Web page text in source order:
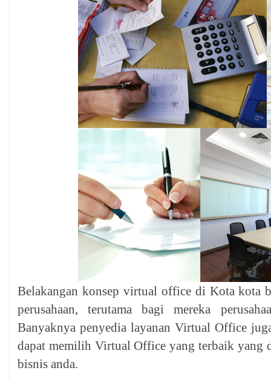
Belakangan konsep virtual office di Kota kota
perusahaan, terutama bagi mereka
Banyaknya penyedia layanan Virtual Office
dapat memilih Virtual Office yang terbaik yang
bisnis anda.